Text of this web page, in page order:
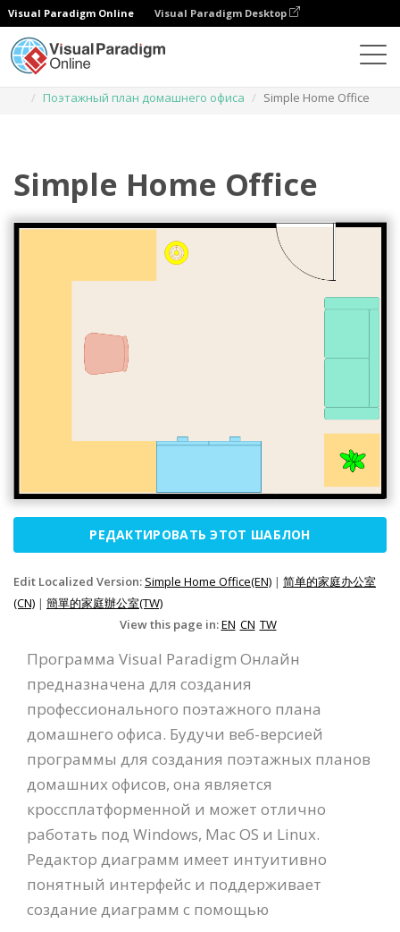
Visual Paradigm Online Visual Paradigm Desktop
Поэтажный план домашнего офиса
Simple Home Office
Simple Home Office
РЕДАКТИРОВАТЬ ЭТОТ ШАБЛОН
Edit Localized Version: Simple Home Office(EN) | 简单的家庭办公室
(CN) | 簡單的家庭辦公室(TW)
View this page in:EN CN TW
Программа Visual Paradigm Онлайн
предназначена для создания
профессионального поэтажного плана
домашнего офиса. Будучи веб-версией
программы для создания поэтажных планов
домашних офисов, она является
кроссплатформенной и может отлично
работать под Windows, Mac OS и Linux.
Редактор диаграмм имеет интуитивно
понятный интерфейс и поддерживает
создание диаграмм с помощью